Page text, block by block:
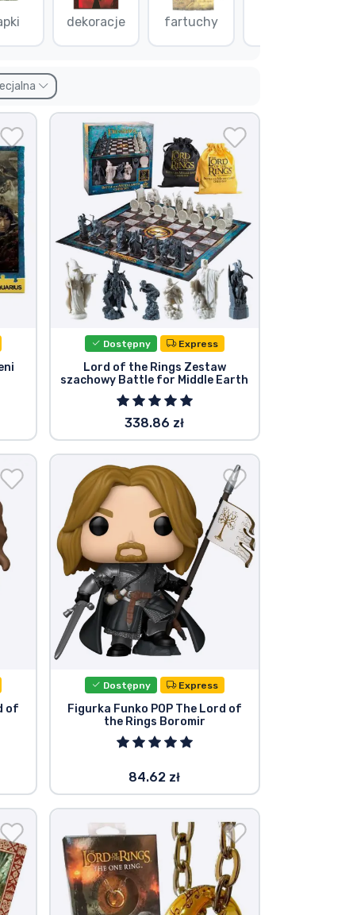
dekoracje fartuchy
Dostępny Express
Lord of the Rings Zestaw
szachowy Battle for Middle Earth
338.86 zł
of
Dostępny Express
Figurka Funko POP The Lord of
the Rings Boromir
84.62 zł